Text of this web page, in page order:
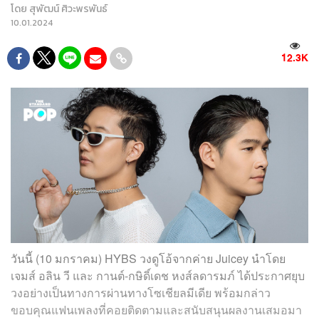
โดย สุพัฒน์ ศิวะพรพันธ์
10.01.2024
12.3K
วันนี้ (10 มกราคม) HYBS วงดูโอ้จากค่าย Juicey นำโดย
เจมส์ อลิน วี และ กานต์-กษิดิ์เดช หงส์ลดารมภ์ ได้ประกาศยุบ
วงอย่างเป็นทางการผ่านทางโซเชียลมีเดีย พร้อมกล่าว
ขอบคุณแฟนเพลงที่คอยติดตามและสนับสนุนผลงานเสมอมา